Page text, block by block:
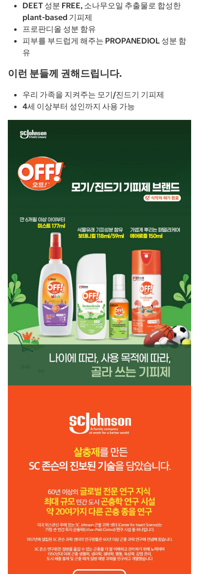
DEET 성분 FREE, 소나무오일 추출물로 합성한
plant-based 기피제
프로판디올 성분 함유
피부를 부드럽게 해주는 PROPANEDIOL 성분 함
유
이런 분들께 권해드립니다.
우리 가족을 지켜주는 모기/진드기 기피제
4세 이상부터 성인까지 사용 가능